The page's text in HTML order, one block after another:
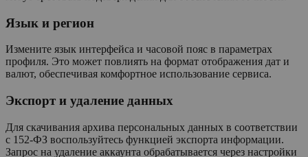
Язык и регион
Измените язык интерфейса и часовой пояс в параметрах
профиля. Это может повлиять на формат отображения дат и
валют, обеспечивая комфортное использование сервиса.
Экспорт и удаление данных
Для скачивания архива персональных данных в соответствии
с 152-ФЗ воспользуйтесь функцией экспорта информации.
Запрос на удаление аккаунта обрабатывается через настройки